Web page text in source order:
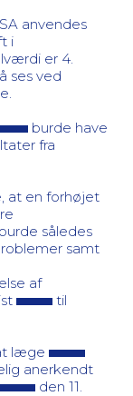
anvendes
i
er 4.
ses ved
burde have
fra
at en forhøjet
burde således
samt
af
til
læge
anerkendt
den 11.